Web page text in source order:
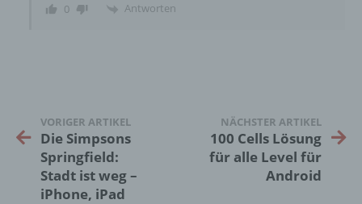
0 Antworten
VORIGER ARTIKEL
Die Simpsons
Springfield:
Stadt ist weg –
iPhone, iPad
NÄCHSTER ARTIKEL
100 Cells Lösung
für alle Level für
Android
können, sofern diese zusätzlichen
g) Verantwortlicher oder für die Verarbeitung
Verantwortlicher